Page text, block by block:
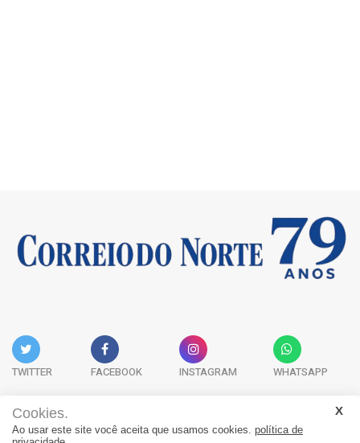
TWITTER FACEBOOK INSTAGRAM WHATSAPP
Acervo Digital Fale Conosco Quem Somos
Cookies.
Ao usar este site você aceita que usamos cookies. política de